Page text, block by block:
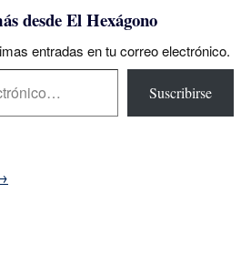
desde El Hexágono
entradas en tu correo electrónico.
Suscribirse